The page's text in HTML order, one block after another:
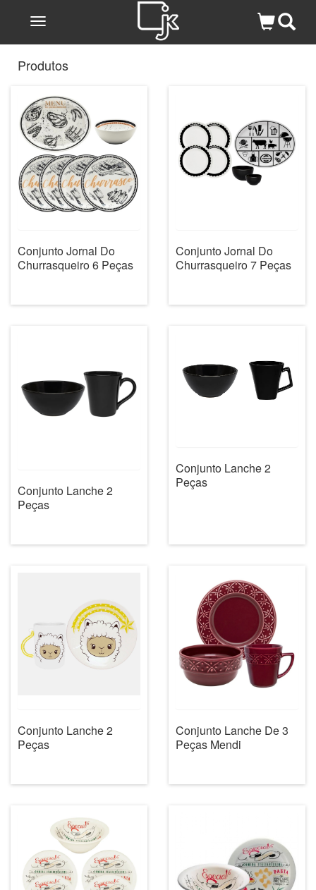
Toggle
Produtos
Conjunto Jornal Do
Churrasqueiro 6 Peças
Conjunto Jornal Do
Churrasqueiro 7 Peças
Conjunto Lanche 2
Peças
Conjunto Lanche 2
Peças
Conjunto Lanche 2
Peças
Conjunto Lanche De 3
Peças Mendi